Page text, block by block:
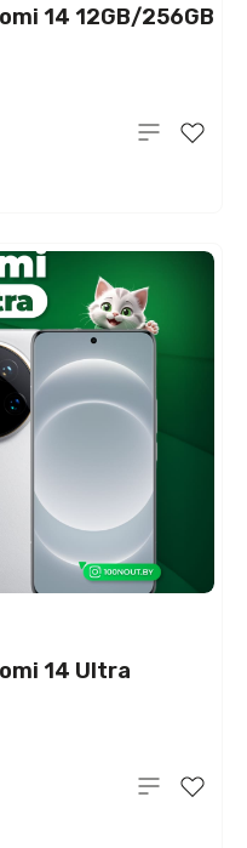
14 12GB/256GB
14 Ultra